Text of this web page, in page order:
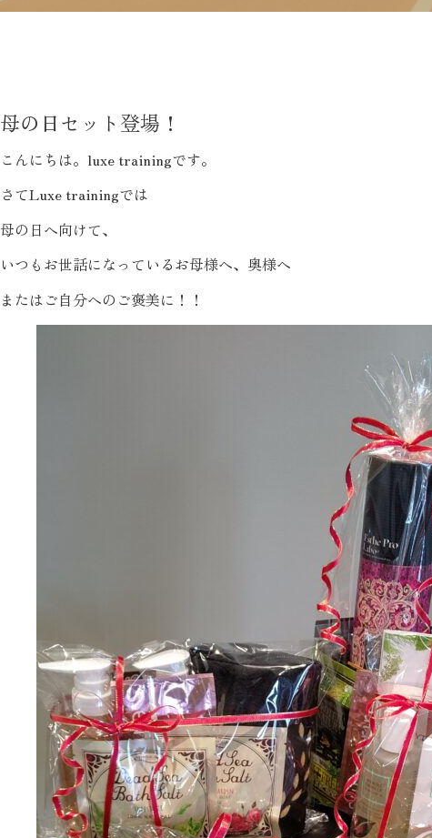
母の日セット登場！
こんにちは。luxe trainingです。
さてLuxe trainingでは
母の日へ向けて、
いつもお世話になっているお母様へ、奥様へ
またはご自分へのご褒美に！！